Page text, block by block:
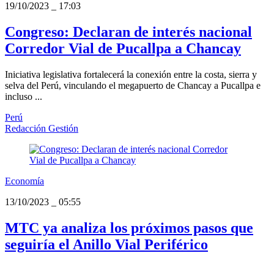
19/10/2023
17:03
Congreso: Declaran de interés nacional
Corredor Vial de Pucallpa a Chancay
Iniciativa legislativa fortalecerá la conexión entre la costa, sierra y
selva del Perú, vinculando el megapuerto de Chancay a Pucallpa e
incluso ...
Perú
Redacción Gestión
Economía
13/10/2023
05:55
MTC ya analiza los próximos pasos que
seguiría el Anillo Vial Periférico